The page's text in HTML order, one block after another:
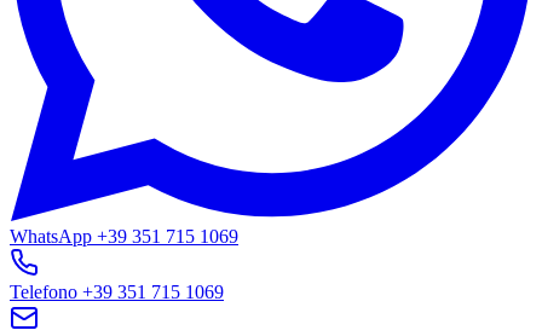
WhatsApp +39 351 715 1069
Telefono +39 351 715 1069